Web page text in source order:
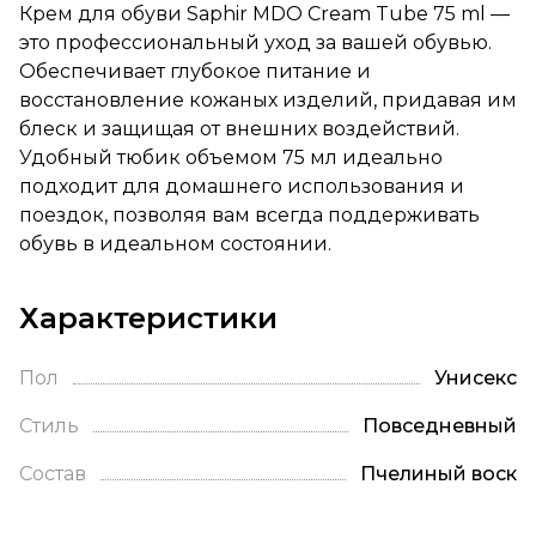
Крем для обуви Saphir MDO Cream Tube 75 ml —
это профессиональный уход за вашей обувью.
Обеспечивает глубокое питание и
восстановление кожаных изделий, придавая им
блеск и защищая от внешних воздействий.
Удобный тюбик объемом 75 мл идеально
подходит для домашнего использования и
поездок, позволяя вам всегда поддерживать
обувь в идеальном состоянии.
Характеристики
Пол Унисекс
Стиль Повседневный
Состав Пчелиный воск